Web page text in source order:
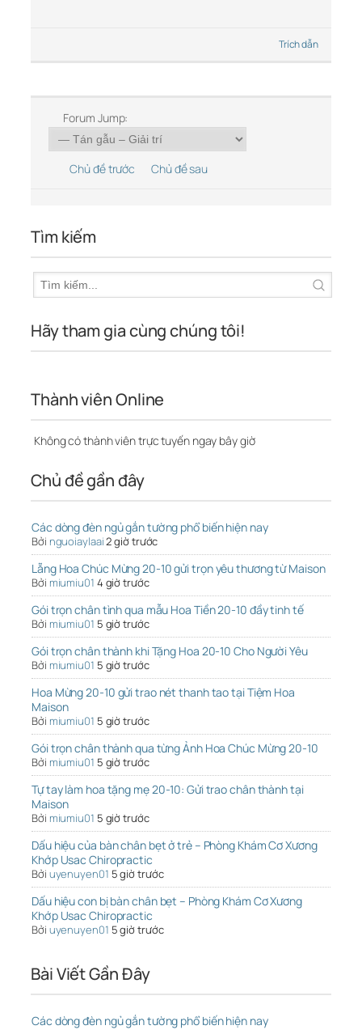
Trích dẫn
Forum Jump:
Chủ đề trước Chủ đề sau
Tìm kiếm
Hãy tham gia cùng chúng tôi!
Thành viên Online
Không có thành viên trực tuyến ngay bây giờ
Chủ đề gần đây
Các dòng đèn ngủ gắn tường phổ biến hiện nay
Bởi nguoiaylaai2 giờ trước
Lẵng Hoa Chúc Mừng 20-10 gửi trọn yêu thương từ Maison
Bởi miumiu01 4 giờ trước
Gói trọn chân tình qua mẫu Hoa Tiền 20-10 đầy tinh tế
Bởi miumiu01 5 giờ trước
Gói trọn chân thành khi Tặng Hoa 20-10 Cho Người Yêu
Bởi miumiu01 5 giờ trước
Hoa Mừng 20-10 gửi trao nét thanh tao tại Tiệm Hoa
Maison
Bởi miumiu01 5 giờ trước
Gói trọn chân thành qua từng Ảnh Hoa Chúc Mừng 20-10
Bởi miumiu01 5 giờ trước
Tự tay làm hoa tặng mẹ 20-10: Gửi trao chân thành tại
Maison
Bởi miumiu01 5 giờ trước
Dấu hiệu của bàn chân bẹt ở trẻ – Phòng Khám Cơ Xương
Khớp Usac Chiropractic
Bởi uyenuyen01 5 giờ trước
Dấu hiệu con bị bàn chân bẹt – Phòng Khám Cơ Xương
Khớp Usac Chiropractic
Bởi uyenuyen01 5 giờ trước
Bài Viết Gần Đây
Các dòng đèn ngủ gắn tường phổ biến hiện nay